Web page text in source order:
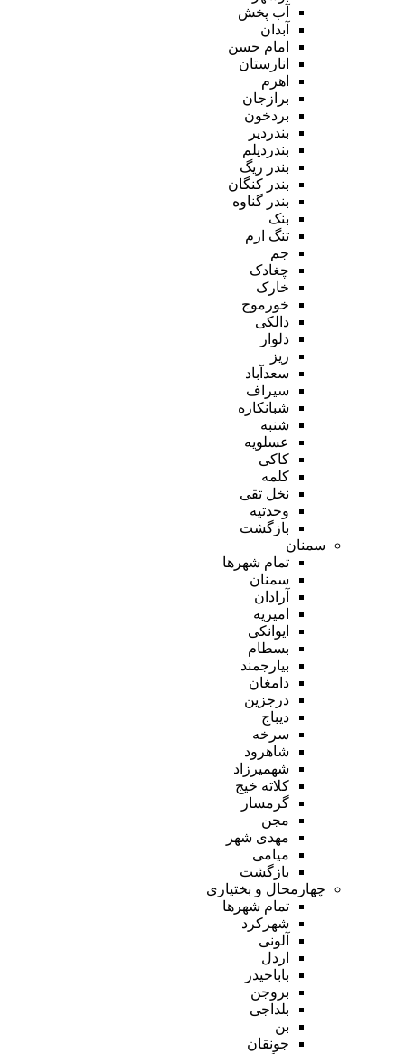
آب پخش
آبدان
امام حسن
انارستان
اهرم
برازجان
بردخون
بندردیر
بندردیلم
بندر ریگ
بندر کنگان
بندر گناوه
بنک
تنگ ارم
جم
چغادک
خارک
خورموج
دالکی
دلوار
ریز
سعدآباد
سیراف
شبانکاره
شنبه
عسلویه
کاکی
کلمه
نخل تقی
وحدتیه
بازگشت
سمنان
تمام شهر‌ها
سمنان
آرادان
امیریه
ایوانکی
بسطام
بیارجمند
دامغان
درجزین
دیباج
سرخه
شاهرود
شهمیرزاد
کلاته خیج
گرمسار
مجن
مهدی شهر
میامی
بازگشت
چهارمحال و بختیاری
تمام شهر‌ها
شهرکرد
آلونی
اردل
باباحیدر
بروجن
بلداجی
بن
جونقان